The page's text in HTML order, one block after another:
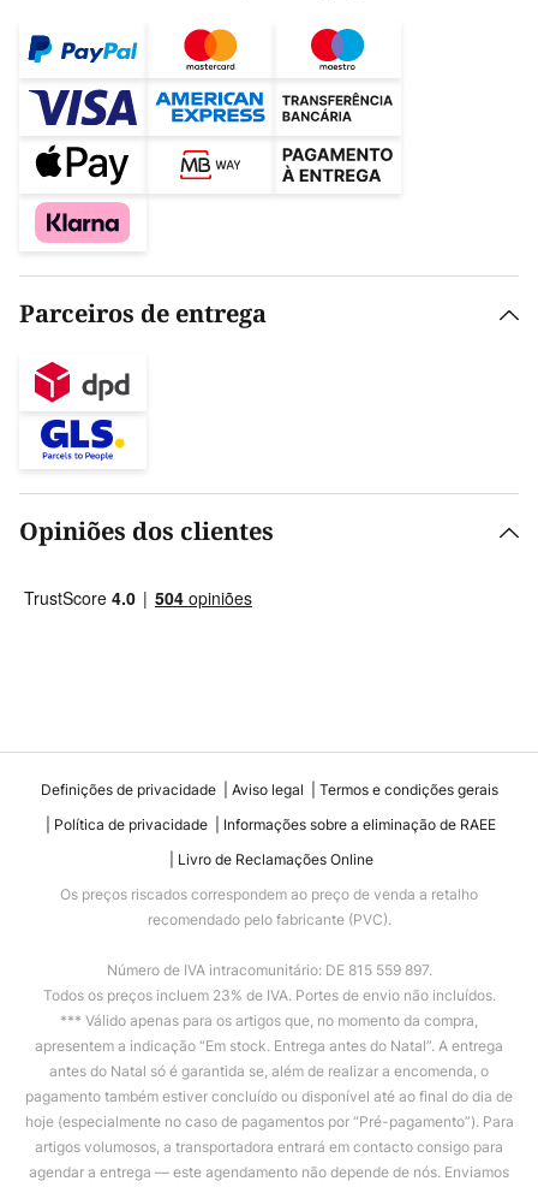
Parceiros de entrega
Opiniões dos clientes
Definições de privacidade Aviso legal
Termos e condições gerais
Política de privacidade
Informações sobre a eliminação de RAEE
Livro de Reclamações Online
Os preços riscados correspondem ao preço de venda a retalho
recomendado pelo fabricante (PVC).
Número de IVA intracomunitário: DE 815 559 897.
Todos os preços incluem 23% de IVA. Portes de envio não incluídos.
*** Válido apenas para os artigos que, no momento da compra,
apresentem a indicação “Em stock. Entrega antes do Natal”. A entrega
antes do Natal só é garantida se, além de realizar a encomenda, o
pagamento também estiver concluído ou disponível até ao final do dia de
hoje (especialmente no caso de pagamentos por “Pré-pagamento”). Para
artigos volumosos, a transportadora entrará em contacto consigo para
agendar a entrega — este agendamento não depende de nós. Enviamos